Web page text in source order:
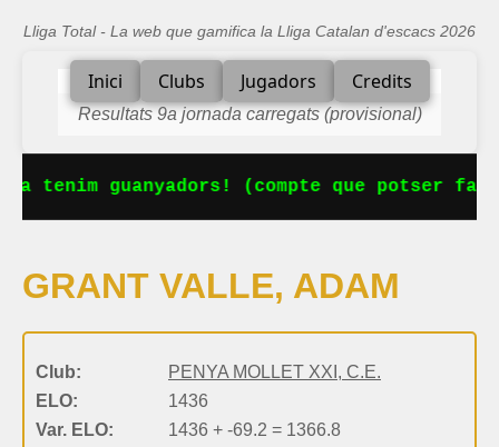
Lliga Total - La web que gamifica la Lliga Catalan d'escacs 2026
Inici Clubs Jugadors Credits
Resultats 9a jornada carregats (provisional)
tenim guanyadors! (compte que potser
GRANT VALLE, ADAM
Club:
PENYA MOLLET XXI, C.E.
ELO:
1436
Var. ELO:
1436 + -69.2 = 1366.8